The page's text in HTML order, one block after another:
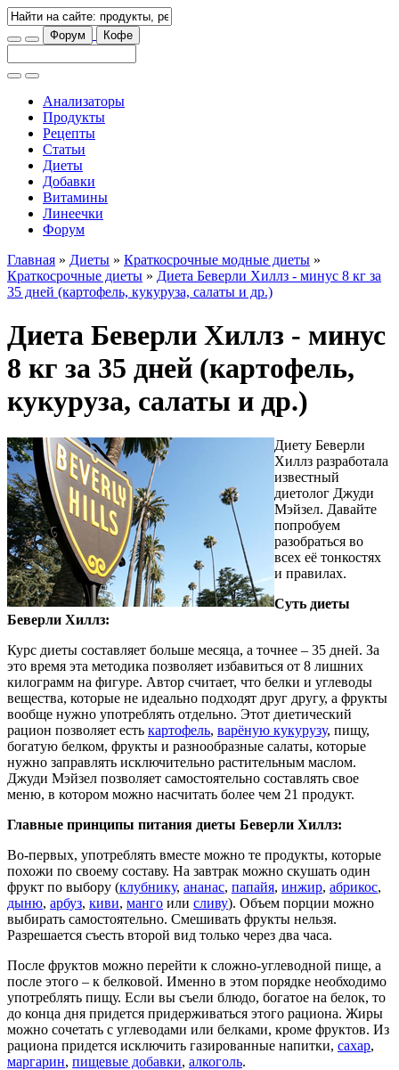
Форум Кофе
Анализаторы
Продукты
Рецепты
Статьи
Диеты
Добавки
Витамины
Линеечки
Форум
Главная » Диеты » Краткосрочные модные диеты »
Краткосрочные диеты » Диета Беверли Хиллз - минус 8 кг за
35 дней (картофель, кукуруза, салаты и др.)
Диета Беверли Хиллз - минус
8 кг за 35 дней (картофель,
кукуруза, салаты и др.)
Диету Беверли
Хиллз разработала
известный
диетолог Джуди
Мэйзел. Давайте
попробуем
разобраться во
всех её тонкостях
и правилах.
Суть диеты
Беверли Хиллз:
Курс диеты составляет больше месяца, а точнее – 35 дней. За
это время эта методика позволяет избавиться от 8 лишних
килограмм на фигуре. Автор считает, что белки и углеводы
вещества, которые не идеально подходят друг другу, а фрукты
вообще нужно употреблять отдельно. Этот диетический
рацион позволяет есть картофель, варёную кукурузу, пищу,
богатую белком, фрукты и разнообразные салаты, которые
нужно заправлять исключительно растительным маслом.
Джуди Мэйзел позволяет самостоятельно составлять свое
меню, в котором можно насчитать более чем 21 продукт.
Главные принципы питания диеты Беверли Хиллз:
Во-первых, употреблять вместе можно те продукты, которые
похожи по своему составу. На завтрак можно скушать один
фрукт по выбору (клубнику, ананас, папайя, инжир, абрикос,
дыню, арбуз, киви, манго или сливу). Объем порции можно
выбирать самостоятельно. Смешивать фрукты нельзя.
Разрешается съесть второй вид только через два часа.
После фруктов можно перейти к сложно-углеводной пище, а
после этого – к белковой. Именно в этом порядке необходимо
употреблять пищу. Если вы съели блюдо, богатое на белок, то
до конца дня придется придерживаться этого рациона. Жиры
можно сочетать с углеводами или белками, кроме фруктов. Из
рациона придется исключить газированные напитки, сахар,
маргарин, пищевые добавки, алкоголь.